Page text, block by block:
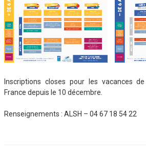
Inscriptions closes pour les vacances
France depuis le 10 décembre.
Renseignements : ALSH – 04 67 18 54 22